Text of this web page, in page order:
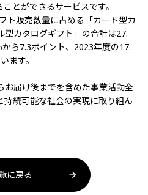
とができるサービスです。
ト販売数量に占める「カード型カ
型カタログギフト」の合計は27.
ら7.3ポイント、2023年度の17.
ます。
お届け後までを含めた事業活動全
続可能な社会の実現に取り組ん
に戻る